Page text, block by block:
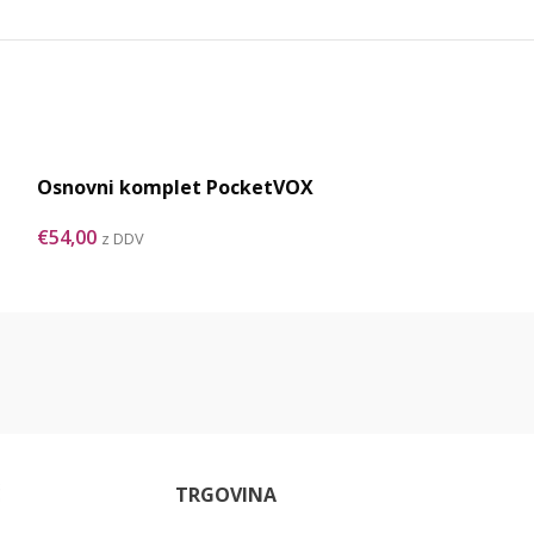
Osnovni komplet PocketVOX
€54,00 z DDV
TRGOVINA